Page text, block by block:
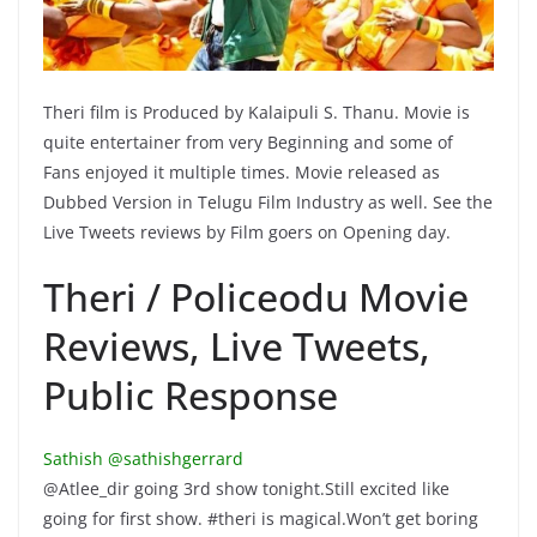
Theri film is Produced by Kalaipuli S. Thanu. Movie is
quite entertainer from very Beginning and some of
Fans enjoyed it multiple times. Movie released as
Dubbed Version in Telugu Film Industry as well. See the
Live Tweets reviews by Film goers on Opening day.
Theri / Policeodu Movie
Reviews, Live Tweets,
Public Response
Sathish ‏@sathishgerrard
@Atlee_dir going 3rd show tonight.Still excited like
going for first show. #theri is magical.Won’t get boring